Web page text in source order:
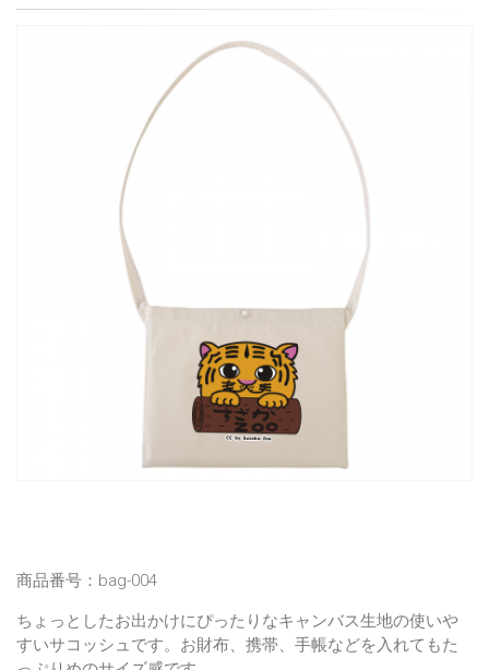
商品番号：bag-004
ちょっとしたお出かけにぴったりなキャンバス生地の使いや
すいサコッシュです。お財布、携帯、手帳などを入れてもた